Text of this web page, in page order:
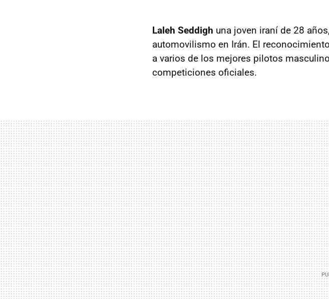
Laleh Seddigh una joven iraní de 28
automovilismo en Irán. El
a varios de los mejores pilotos
competiciones oficiales.